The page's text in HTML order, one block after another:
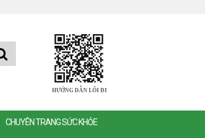
HƯỚNG DẪN LỐI ĐI
CHUYÊN TRANG SỨC KHỎE